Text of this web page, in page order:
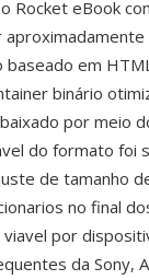
Rocket eBook
em
binário
por meio
do formato foi
de tamanho
no final
por
da Sony,